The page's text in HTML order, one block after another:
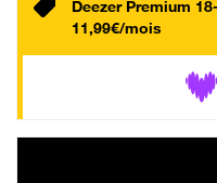
Deezer Premium
11,99€/mois